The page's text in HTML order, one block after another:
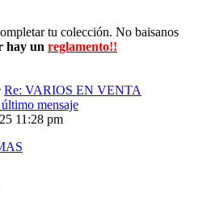
tu colección. No baisanos
hay un reglamento!!
Re: VARIOS EN VENTA
mensaje
11:28 pm